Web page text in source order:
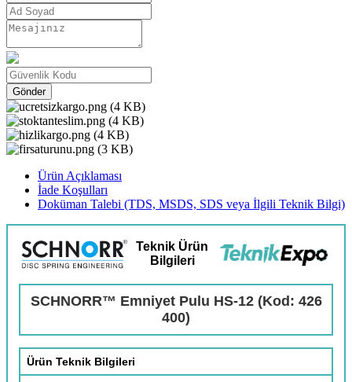
Gönder
Ürün Açıklaması
İade Koşulları
Doküman Talebi (TDS, MSDS, SDS veya İlgili Teknik Bilgi)
Teknik Ürün
Bilgileri
SCHNORR™ Emniyet Pulu HS-12 (Kod: 426
400)
Ürün Teknik Bilgileri